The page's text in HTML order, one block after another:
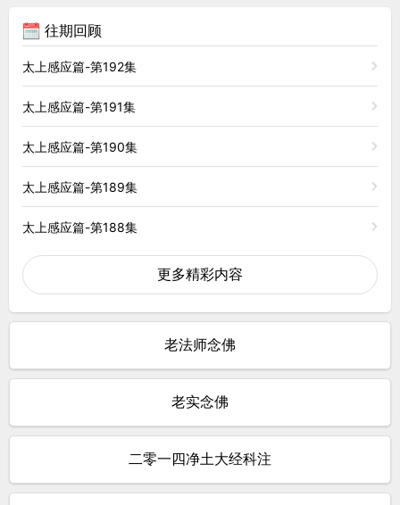
往期回顾
太上感应篇-第192集
太上感应篇-第191集
太上感应篇-第190集
太上感应篇-第189集
太上感应篇-第188集
更多精彩内容
老法师念佛
老实念佛
二零一四净土大经科注